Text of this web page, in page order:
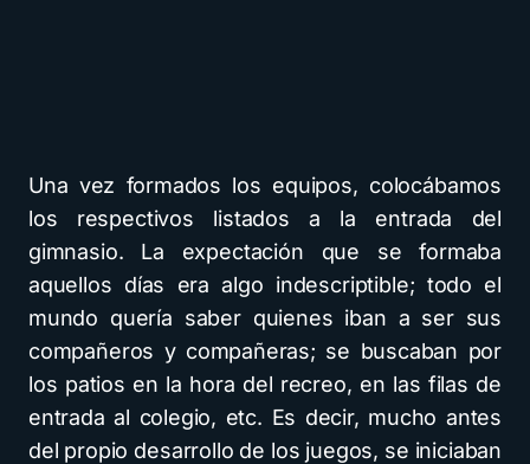
Una vez formados los equipos, colocábamos
los respectivos listados a la entrada del
gimnasio. La expectación que se formaba
aquellos días era algo indescriptible; todo el
mundo quería saber quienes iban a ser sus
compañeros y compañeras; se buscaban por
los patios en la hora del recreo, en las filas de
entrada al colegio, etc. Es decir, mucho antes
del propio desarrollo de los juegos, se iniciaban